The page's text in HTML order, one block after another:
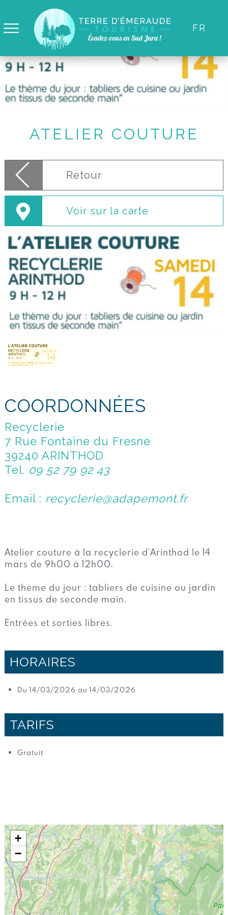
FR
ATELIER COUTURE
Retour
Voir sur la carte
COORDONNÉES
Recyclerie
7 Rue Fontaine du Fresne
39240 ARINTHOD
Tel. 09 52 79 92 43
Email : recyclerie@adapemont.fr
Atelier couture à la recyclerie d'Arinthod le 14
mars de 9h00 à 12h00.
Le thème du jour : tabliers de cuisine ou jardin
en tissus de seconde main.
Entrées et sorties libres.
HORAIRES
Du 14/03/2026 au 14/03/2026
TARIFS
Gratuit
+
−
Panneau de gestion des cookies